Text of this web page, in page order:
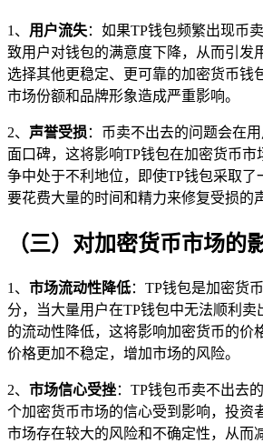
1、 用户流失：如果TP钱包频繁出现币
致用户对钱包的满意度下降，从而引发
选择其他更稳定、更可靠的加密货币钱
市场份额和品牌形象造成严重影响。
2、 声誉受损 ：币卖不出去的问题会在
面口碑，这将影响TP钱包在加密货币市
争中处于不利地位，即使TP钱包采取了
要花费大量的时间和精力来修复受损的
（三）对加密货币市场的
1、 市场流动性降低：TP钱包是加密货
分，当大量用户在TP钱包中无法顺利卖
的流动性降低，这将影响加密货币的价
价格更加不稳定，增加市场的风险。
2、 市场信心受挫：TP钱包币卖不出去
个加密货币市场的信心受到影响，投资
市场存在较大的风险和不确定性，从而